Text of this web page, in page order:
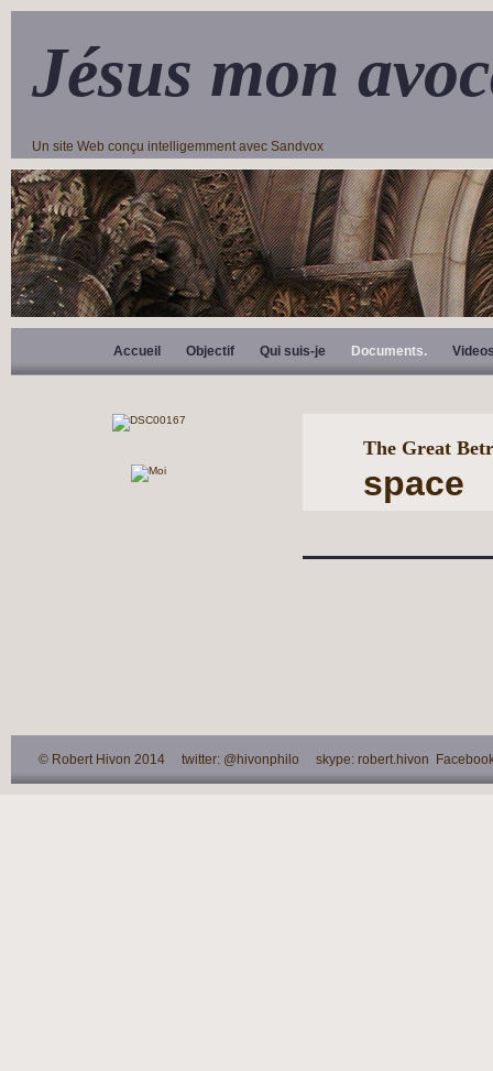
Jésus mon
Un site Web conçu intelligemment avec Sandvox
Accueil Objectif Qui suis-je Documents.
The Great
space
© Robert Hivon 2014 twitter: @hivonphilo skype: robert.hivon